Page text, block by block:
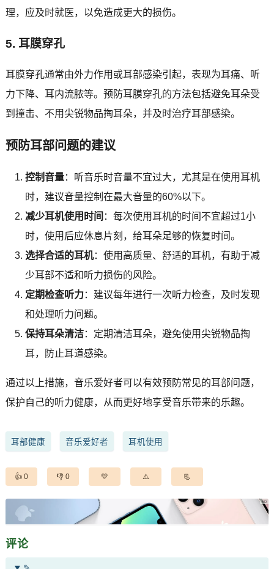
理，应及时就医，以免造成更大的损伤。
5. 耳膜穿孔
耳膜穿孔通常由外力作用或耳部感染引起，表现为耳痛、听
力下降、耳内流脓等。预防耳膜穿孔的方法包括避免耳朵受
到撞击、不用尖锐物品掏耳朵，并及时治疗耳部感染。
预防耳部问题的建议
控制音量：听音乐时音量不宜过大，尤其是在使用耳机
时，建议音量控制在最大音量的60%以下。
减少耳机使用时间 ：每次使用耳机的时间不宜超过1小
时，使用后应休息片刻，给耳朵足够的恢复时间。
选择合适的耳机：使用高质量、舒适的耳机，有助于减
少耳部不适和听力损伤的风险。
定期检查听力：建议每年进行一次听力检查，及时发现
和处理听力问题。
保持耳朵清洁：定期清洁耳朵，避免使用尖锐物品掏
耳，防止耳道感染。
通过以上措施，音乐爱好者可以有效预防常见的耳部问题，
保护自己的听力健康，从而更好地享受音乐带来的乐趣。
耳部健康 音乐爱好者 耳机使用
0 0
评论